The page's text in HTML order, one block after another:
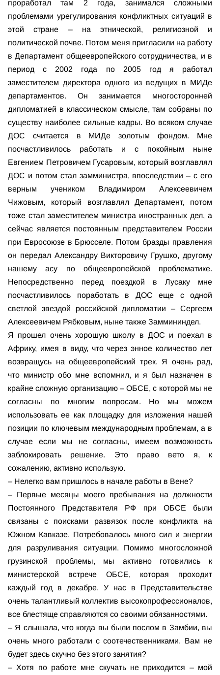
проработал там 2 года, занимался сложными
проблемами урегулирования конфликтных ситуаций в
этой стране – на этнической, религиозной и
политической почве. Потом меня пригласили на работу
в Департамент общеевропейского сотрудничества, и в
период с 2002 года по 2005 год я работал
заместителем директора одного из ведущих в МИДе
департаментов. Он занимается многосторонней
дипломатией в классическом смысле, там собраны по
существу наиболее сильные кадры. Во всяком случае
ДОС считается в МИДе золотым фондом. Мне
посчастливилось работать и с покойным ныне
Евгением Петровичем Гусаровым, который возглавлял
ДОС и потом стал замминистра, впоследствии – с его
верным учеником Владимиром Алексеевичем
Чижовым, который возглавлял Департамент, потом
тоже стал заместителем министра иностранных дел, а
сейчас является постоянным представителем России
при Евросоюзе в Брюсселе. Потом бразды правления
он передал Александру Викторовичу Грушко, другому
нашему асу по общеевропейской проблематике.
Непосредственно перед поездкой в Лусаку мне
посчастливилось поработать в ДОС еще с одной
светлой звездой российской дипломатии – Сергеем
Алексеевичем Рябковым, ныне также Заммининдел.
Я прошел очень хорошую школу в ДОС и поехал в
Африку, имея в виду, что через энное количество лет
возвращусь на общеевропейский трек. Я очень рад,
что министр обо мне вспомнил, и я был назначен в
крайне сложную организацию – ОБСЕ, с которой мы не
согласны по многим вопросам. Но мы можем
использовать ее как площадку для изложения нашей
позиции по ключевым международным проблемам, а в
случае если мы не согласны, имеем возможность
заблокировать решение. Это право вето я, к
сожалению, активно использую.
– Нелегко вам пришлось в начале работы в Вене?
– Первые месяцы моего пребывания на должности
Постоянного Представителя РФ при ОБСЕ были
связаны с поисками развязок после конфликта на
Южном Кавказе. Потребовалось много сил и энергии
для разруливания ситуации. Помимо многосложной
грузинской проблемы, мы активно готовились к
министерской встрече ОБСЕ, которая проходит
каждый год в декабре. У нас в Представительстве
очень талантливый коллектив высокопрофессионалов,
все блестяще справляются со своими обязанностями.
– Я слышала, что когда вы были послом в Замбии, вы
очень много работали с соотечественниками. Вам не
будет здесь скучно без этого занятия?
– Хотя по работе мне скучать не приходится – мой